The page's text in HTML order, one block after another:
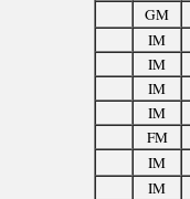
GM
IM
IM
IM
IM
FM
IM
IM